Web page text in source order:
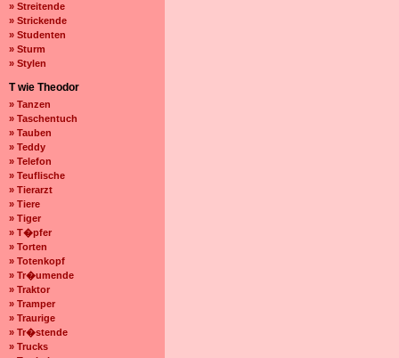
» Streitende
» Strickende
» Studenten
» Sturm
» Stylen
T wie Theodor
» Tanzen
» Taschentuch
» Tauben
» Teddy
» Telefon
» Teuflische
» Tierarzt
» Tiere
» Tiger
» T�pfer
» Torten
» Totenkopf
» Tr�umende
» Traktor
» Tramper
» Traurige
» Tr�stende
» Trucks